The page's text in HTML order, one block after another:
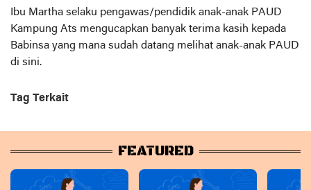
Ibu Martha selaku pengawas/pendidik anak-anak PAUD
Kampung Ats mengucapkan banyak terima kasih kepada
Babinsa yang mana sudah datang melihat anak-anak PAUD
di sini.
Tag Terkait
FEATURED